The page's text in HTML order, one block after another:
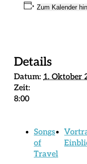
Zum Kalender
Details
Datum: 1. Oktober
Zeit:
8:00
Songs
of
Travel